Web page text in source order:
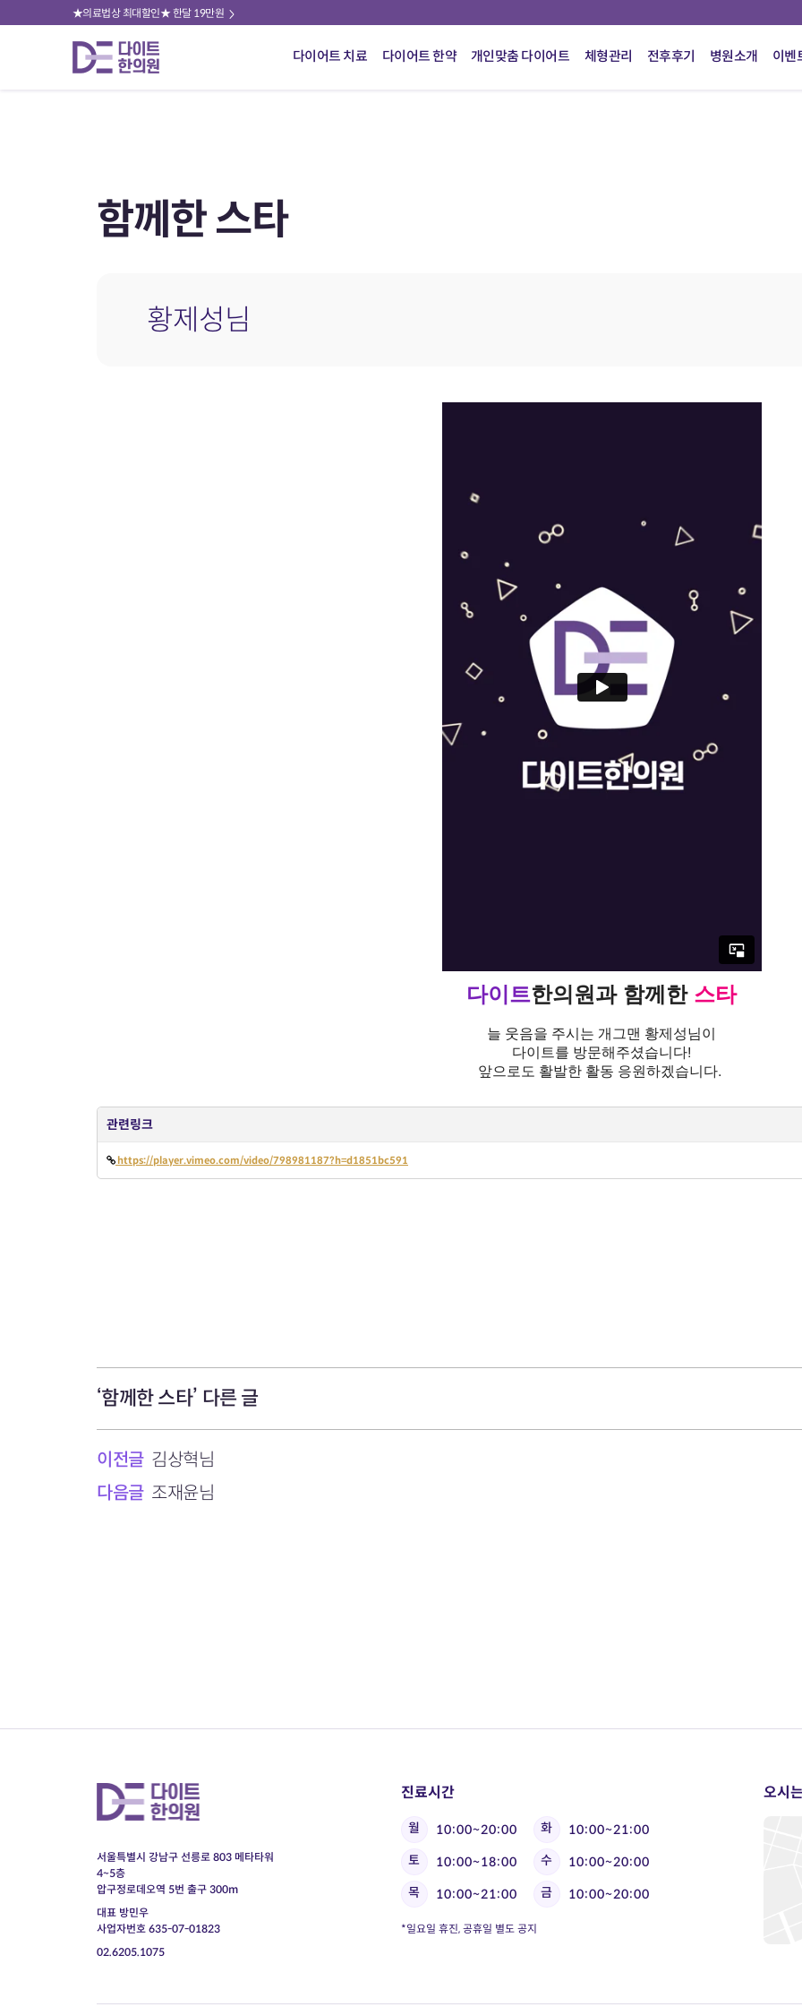
★의료법상 최대할인★ 한달 19만원
다이어트 치료 다이어트 한약 개인맞춤 다이어트 체형관리 전후후기 병원소개 이벤
함께한 스타
황제성님
다이트한의원 과함께한 스타
늘 웃음을 주시는 개그맨 황제성님이
다이트를 방문해주셨습니다!
앞으로도 활발한 활동 응원하겠습니다.
관련링크
https://player.vimeo.com/video/798981187?h=d1851bc591
‘함께한 스타’ 다른 글
이전글 김상혁님
다음글 조재윤님
서울특별시 강남구 선릉로 803 메타타워
4~5층
압구정로데오역 5번 출구 300m
대표 방민우
사업자번호 635-07-01823
02.6205.1075
진료시간
월 10:00~20:00 화
10:00~21:00
토
10:00~18:00 수
10:00~20:00
목
10:00~21:00 금 10:00~20:00
*일요일 휴진, 공휴일 별도 공지
오시